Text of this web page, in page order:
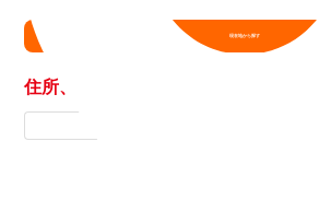
現在地から探す
住所、店舗名から探す